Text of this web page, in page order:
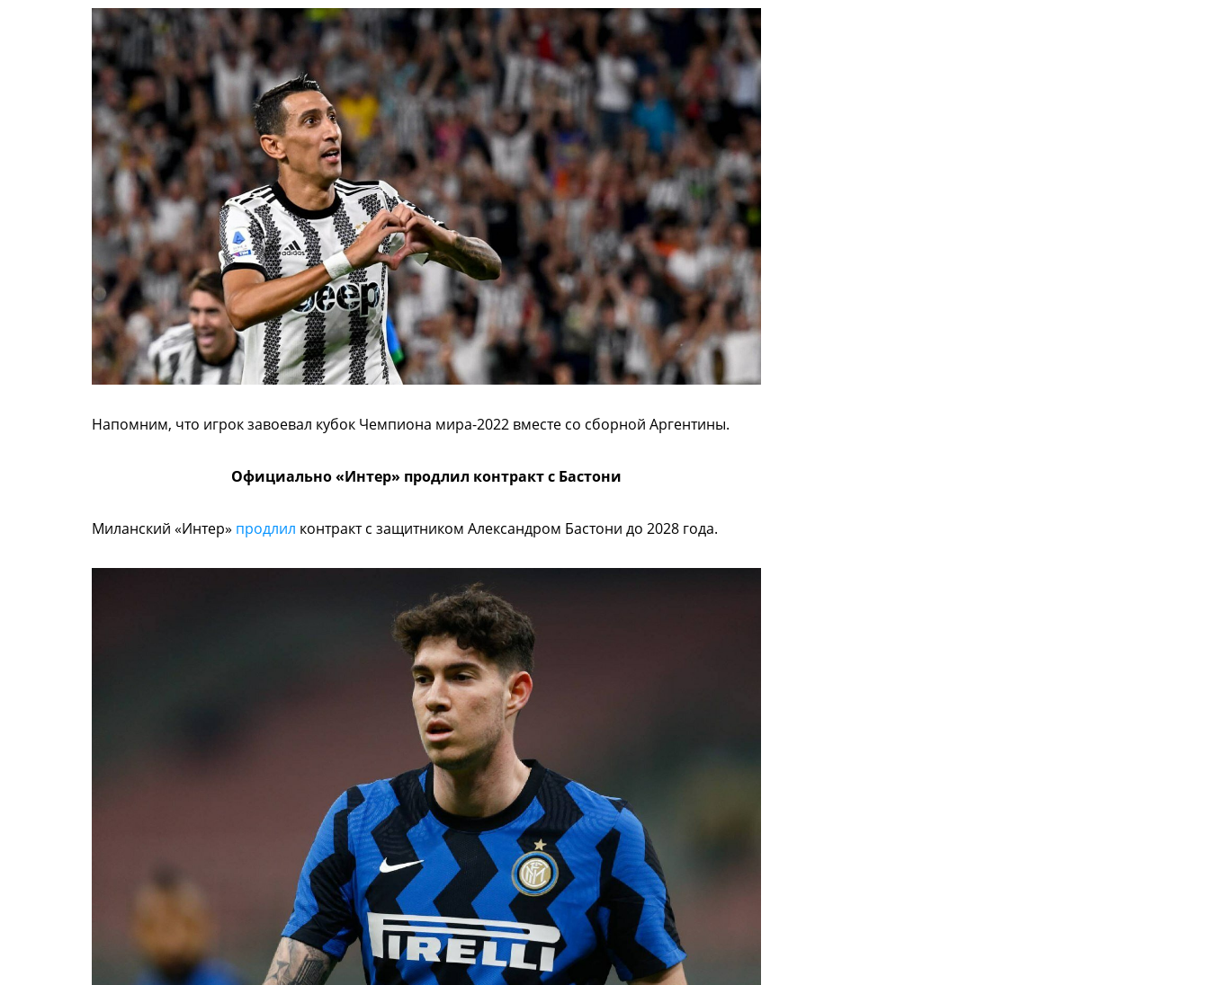
Напомним, что игрок завоевал кубок Чемпиона мира-2022 вместе со сборной Аргентины.
Официально «Интер» продлил контракт с Бастони
Миланский «Интер» продлил контракт с защитником Александром Бастони до 2028 года.